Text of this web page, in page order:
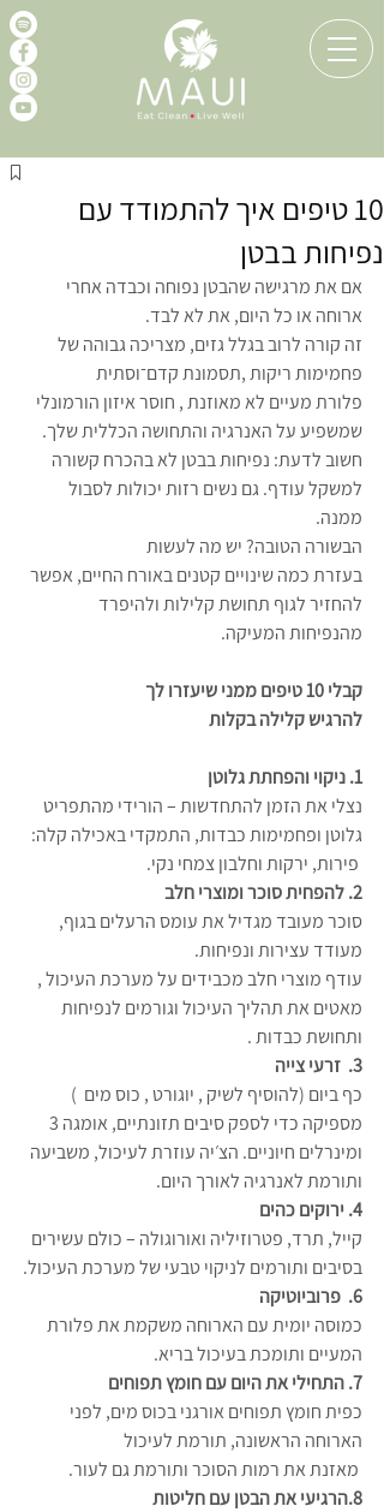
10 טיפים איך להתמודד עם
נפיחות בבטן
אם את מרגישה שהבטן נפוחה וכבדה אחרי
ארוחה או כל היום, את לא לבד.
זה קורה לרוב בגלל גזים, מצריכה גבוהה של
פחמימות ריקות ,תסמונת קדם־וסתית
פלורת מעיים לא מאוזנת , חוסר איזון הורמונלי
שמשפיע על האנרגיה והתחושה הכללית שלך.
חשוב לדעת: נפיחות בבטן לא בהכרח קשורה
למשקל עודף. גם נשים רזות יכולות לסבול
ממנה.
הבשורה הטובה? יש מה לעשות
בעזרת כמה שינויים קטנים באורח החיים, אפשר
להחזיר לגוף תחושת קלילות ולהיפרד
מהנפיחות המעיקה.
קבלי 10 טיפים ממני שיעזרו לך
להרגיש קלילה בקלות
1. ניקוי והפחתת גלוטן
נצלי את הזמן להתחדשות – הורידי מהתפריט
גלוטן ופחמימות כבדות, התמקדי באכילה קלה:
2. להפחית סוכר ומוצרי חלב
סוכר מעובד מגדיל את עומס הרעלים בגוף,
מעודד עצירות ונפיחות.
עודף מוצרי חלב מכבידים על מערכת העיכול ,
מאטים את תהליך העיכול וגורמים לנפיחות
ותחושת כבדות .
3.  זרעי צייה
כף ביום (להוסיף לשיק , יוגורט , כוס מים  )
ומינרלים חיוניים. הצ׳יה עוזרת לעיכול, משביעה
ותורמת לאנרגיה לאורך היום.
4. ירוקים כהים
קייל, תרד, פטרוזיליה ואורוגולה – כולם עשירים
בסיבים ותורמים לניקוי טבעי של מערכת העיכול.
6.  פרוביוטיקה
כמוסה יומית עם הארוחה משקמת את פלורת
המעיים ותומכת בעיכול בריא.
7. התחילי את היום עם חומץ תפוחים
כפית חומץ תפוחים אורגני בכוס מים, לפני
הארוחה הראשונה, תורמת לעיכול
8.הרגיעי את הבטן עם חליטות